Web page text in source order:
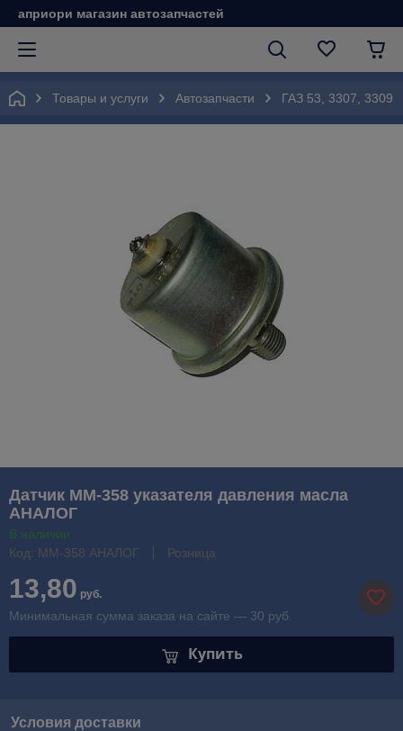
априори магазин автозапчастей
Товары и услуги Автозапчасти ГАЗ 53, 3307, 3309
Датчик ММ-358 указателя давления масла
АНАЛОГ
В наличии
Код: ММ-358 АНАЛОГ
Розница
13,80 руб.
Минимальная сумма заказа на сайте — 30 руб.
Купить
Условия доставки